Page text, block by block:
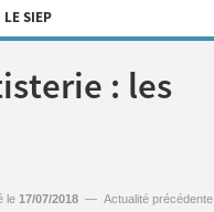
LE SIEP
: les
le 17/07/2018 — Actualité précédente